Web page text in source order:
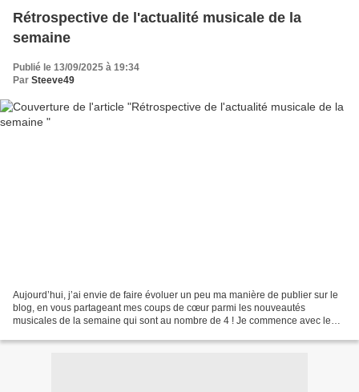
Rétrospective de l'actualité musicale de la
semaine
Publié le 13/09/2025 à 19:34
Par Steeve49
Aujourd’hui, j’ai envie de faire évoluer un peu ma manière de publier sur le
blog, en vous partageant mes coups de cœur parmi les nouveautés
musicales de la semaine qui sont au nombre de 4 ! Je commence avec le